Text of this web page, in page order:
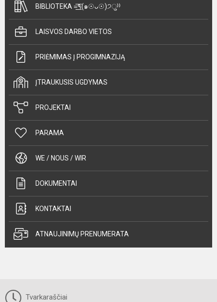
BIBLIOTEKA =͟͟͞͞٩(๑☉ᴗ☉)੭ु⁾⁾
LAISVOS DARBO VIETOS
PRIĖMIMAS Į PROGIMNAZIJĄ
ĮTRAUKUSIS UGDYMAS
PROJEKTAI
PARAMA
WE / NOUS / WIR
DOKUMENTAI
KONTAKTAI
ATNAUJINIMŲ PRENUMERATA
Tvarkaraščiai